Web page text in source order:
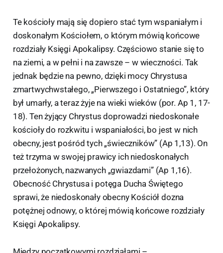
Te kościoły mają się dopiero stać tym wspaniałym i
doskonałym Kościołem, o którym mówią końcowe
rozdziały Księgi Apokalipsy. Częściowo stanie się to
na ziemi, a w pełni i na zawsze – w wieczności. Tak
jednak będzie na pewno, dzięki mocy Chrystusa
zmartwychwstałego, „Pierwszego i Ostatniego”, który
był umarły, a teraz żyje na wieki wieków (por. Ap 1, 17-
18). Ten żyjący Chrystus doprowadzi niedoskonałe
kościoły do rozkwitu i wspaniałości, bo jest w nich
obecny, jest pośród tych „świeczników” (Ap 1,13). On
też trzyma w swojej prawicy ich niedoskonałych
przełożonych, nazwanych „gwiazdami” (Ap 1,16).
Obecność Chrystusa i potęga Ducha Świętego
sprawi, że niedoskonały obecny Kościół dozna
potężnej odnowy, o której mówią końcowe rozdziały
Księgi Apokalipsy.